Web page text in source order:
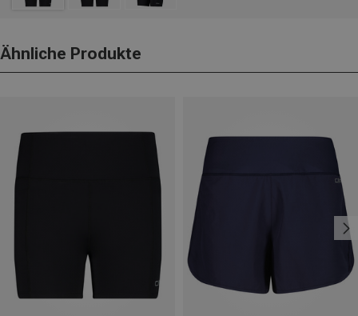
Ähnliche Produkte